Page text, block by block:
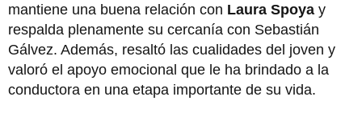
mantiene una buena relación con Laura Spoya y
respalda plenamente su cercanía con Sebastián
Gálvez. Además, resaltó las cualidades del joven y
valoró el apoyo emocional que le ha brindado a la
conductora en una etapa importante de su vida.